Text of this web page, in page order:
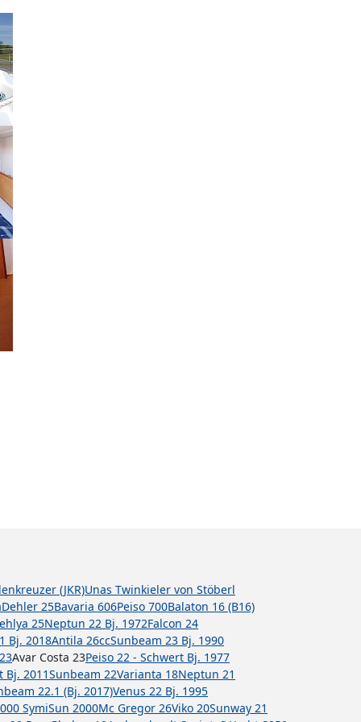
(JKR)Unas Twinkieler von Stöberl
Dehler 25Bavaria 606Peiso 700Balaton 16 (B16)
25Neptun 22 Bj. 1972Falcon 24
Bj. 2018Antila 26ccSunbeam 23 Bj. 1990
Avar Costa 23Peiso 22 - Schwert Bj. 1977
Bj. 2011Sunbeam 22Varianta 18Neptun 21
22.1 (Bj. 2017)Venus 22 Bj. 1995
SymiSun 2000Mc Gregor 26Viko 20Sunway 21